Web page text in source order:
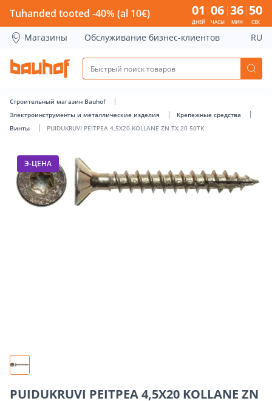
PUIDUKRUVI PEITPEA 4,5X20 KOLLANE ZN TX 20 50TK -
Tuhanded tooted -40% (al 10€) 01
ДНЕЙ
06
ЧАСЫ
36
МИН
50
СЕК
Магазины Обслуживание бизнес-клиентов RU
Строительный магазин Bauhof
Электроинструменты и металлические изделия
Крепежные средства
Винты
PUIDUKRUVI PEITPEA 4,5X20 KOLLANE ZN TX 20 50TK
Э-ЦЕНА
PUIDUKRUVI PEITPEA 4,5X20 KOLLANE ZN